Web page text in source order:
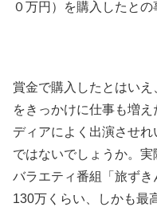
０万円）を購入したとの
賞金で購入したとはい
をきっかけに仕事も増
ディアによく出演させ
ではないでしょうか。
バラエティ番組「旅ず
130万くらい、しかも最